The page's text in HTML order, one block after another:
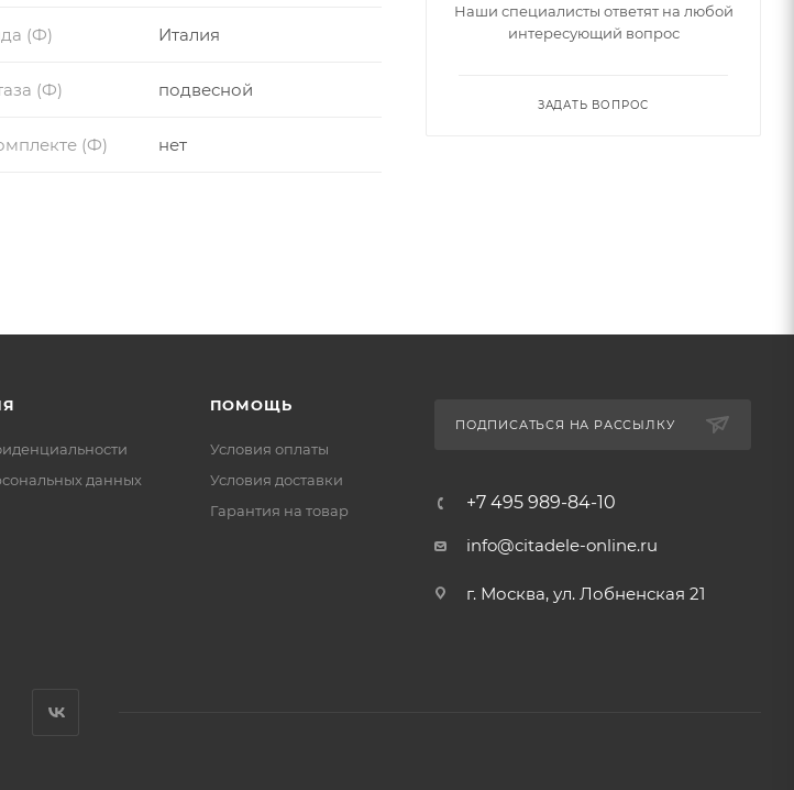
(Ф) Италия
(Ф) подвесной
(Ф) нет
Наши специалисты ответят на любой
интересующий вопрос
ЗАДАТЬ ВОПРОС
данных
ПОМОЩЬ
Условия оплаты
Условия доставки
Гарантия на товар
ПОДПИСАТЬСЯ НА РАССЫЛКУ
+7 495 989-84-10
info@citadele-online.ru
г. Москва, ул. Лобненская 21